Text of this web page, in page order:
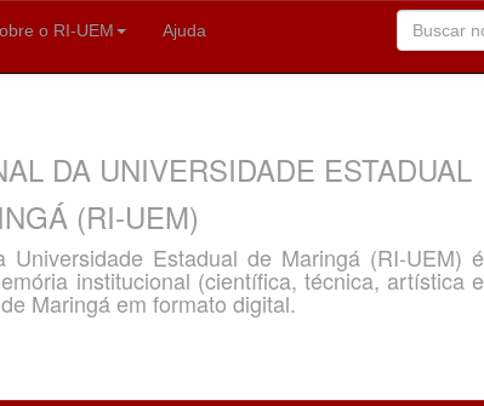
o RI-UEM Ajuda
DA UNIVERSIDADE ESTADUAL
(RI-UEM)
Estadual de Maringá (RI-UEM) é
institucional (científica, técnica, artística e
Maringá em formato digital.